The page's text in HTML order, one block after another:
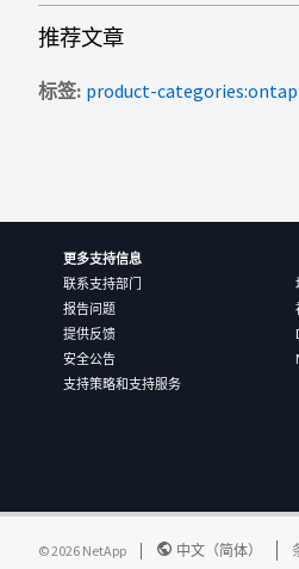
推荐文章
标签 product-
更多支持信息
联系支持部门
报告问题
提供反馈
安全公告
支持策略和支持服务
©2026 NetApp 中文（简体）